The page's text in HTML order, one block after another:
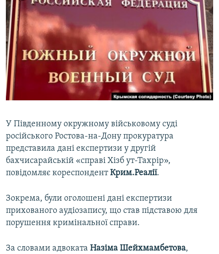
СПЕЦПРОЕКТИ
ДЕПОРТАЦІЯ
СВІДЧЕННЯ ОКУПАЦІЇ
УКРАЇНСЬКА ПРОБЛЕМА КРИМУ
ЯК ОБІЙТИ БЛОКУВАННЯ
Русский
Qırımtatar
ДОЛУЧАЙСЯ!
У Південному окружному військовому суді
російського Ростова-на-Дону прокуратура
представила дані експертизи у другій
бахчисарайській «справі Хізб ут-Тахрір»,
повідомляє кореспондентКрим.Реалії.
Зокрема, були оголошені дані експертизи
прихованого аудіозапису, що став підставою для
порушення кримінальної справи.
За словами адвоката Назіма Шейхмамбетова,